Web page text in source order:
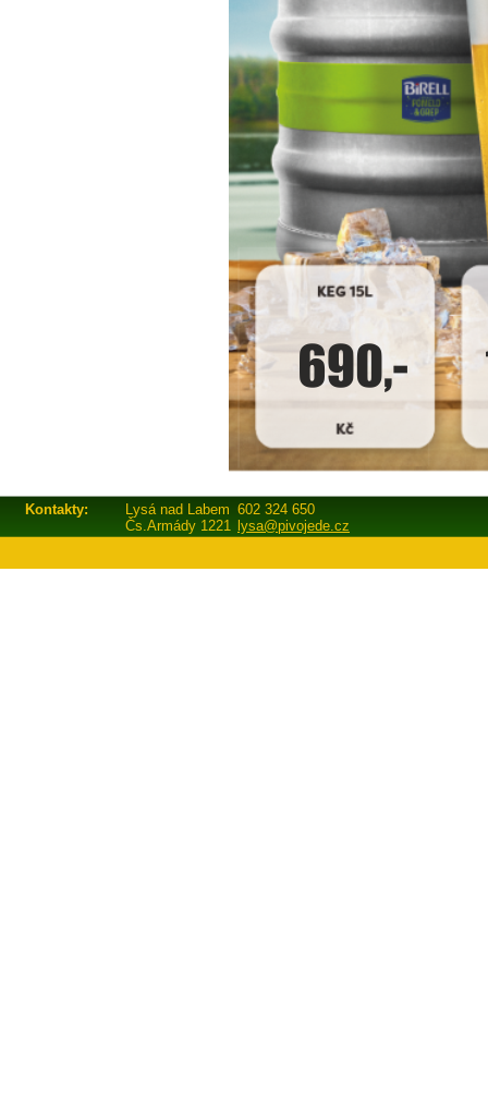
Kontakty: Lysá nad Labem 602 324 650
Čs.Armády 1221 lysa@pivojede.cz